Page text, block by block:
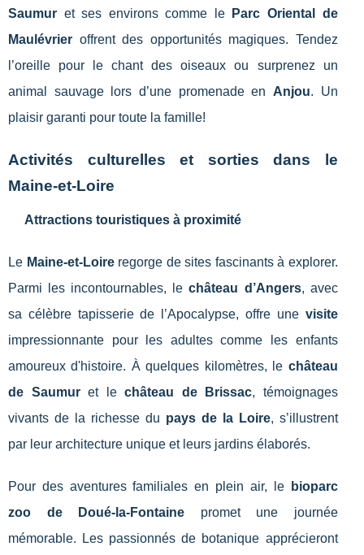
Saumur et ses environs comme le
Parc Oriental de
Maulévrier offrent des opportunités magiques. Tendez
l’oreille pour le chant des oiseaux ou surprenez un
animal sauvage lors d’une promenade en Anjou. Un
plaisir garanti pour toute la famille!
Activités culturelles et sorties dans le
Maine-et-Loire
Attractions touristiques à proximité
Le Maine-et-Loireregorge de sites fascinants à explorer.
Parmi les incontournables, lechâteau d’Angers, avec
sa célèbre tapisserie de l’Apocalypse, offre une visite
impressionnante pour les adultes comme les enfants
amoureux d'histoire. À quelques kilomètres, le château
de Saumuret lechâteau de Brissac, témoignages
vivants de la richesse du pays de la Loire, s’illustrent
par leur architecture unique et leurs jardins élaborés.
Pour des aventures familiales en plein air, le
bioparc
zoo de Doué-la-Fontaine promet une journée
mémorable. Les passionnés de botanique apprécieront